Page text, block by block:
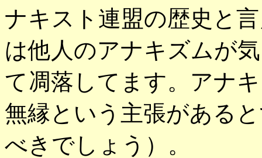
ナキスト連盟の歴史と
は他人のアナキズムが
て凋落してます。アナ
無縁という主張がある
べきでしょう）。